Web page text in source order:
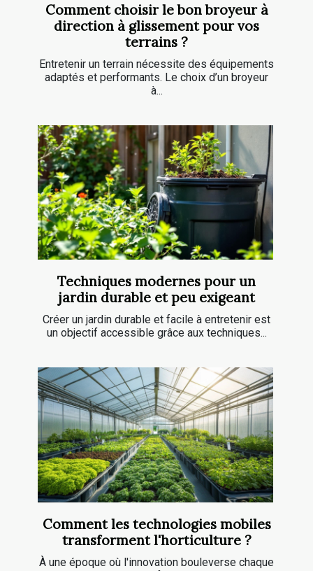
Comment choisir le bon broyeur à
direction à glissement pour vos
terrains ?
Entretenir un terrain nécessite des équipements
adaptés et performants. Le choix d’un broyeur
à...
Techniques modernes pour un
jardin durable et peu exigeant
Créer un jardin durable et facile à entretenir est
un objectif accessible grâce aux techniques...
Comment les technologies mobiles
transforment l'horticulture ?
À une époque où l'innovation bouleverse chaque